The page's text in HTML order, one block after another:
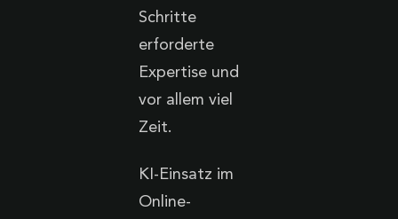
Schritte
erforderte
Expertise und
vor allem viel
Zeit.
KI-Einsatz im
Online-